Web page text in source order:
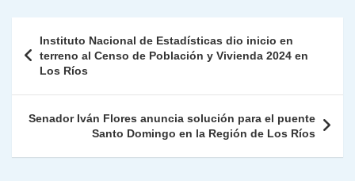
p
p
m o
k
n n
Fr
ie
n
dl
y
p
ar
tir
de
entradas
Instituto Nacional de Estadísticas dio inicio en
terreno al Censo de Población y Vivienda 2024 en
Los Ríos
Senador Iván Flores anuncia solución para el puente
Santo Domingo en la Región de Los Ríos